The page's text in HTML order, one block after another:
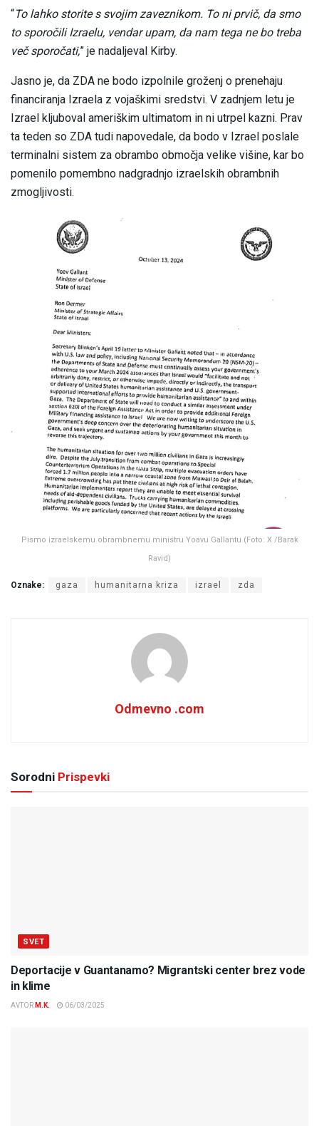
“To lahko storite s svojim zaveznikom. To ni prvič, da smo
to sporočili Izraelu, vendar upam, da nam tega ne bo treba
več sporočati,” je nadaljeval Kirby.
Jasno je, da ZDA ne bodo izpolnile groženj o prenehaju
financiranja Izraela z vojaškimi sredstvi. V zadnjem letu je
Izrael kljuboval ameriškim ultimatom in ni utrpel kazni. Prav
ta teden so ZDA tudi napovedale, da bodo v Izrael poslale
terminalni sistem za obrambo območja velike višine, kar bo
pomenilo pomembno nadgradnjo izraelskih obrambnih
zmogljivosti.
Pismo izraelskemu obrambnemu ministru Yoavu Gallantu (Foto: X /Barak
Ravid)
Oznake: gaza humanitarna kriza izrael zda
Odmevno .com
Sorodni Prispevki
SVET
Deportacije v Guantanamo? Migrantski center brez vode
in klime
AVTOR M.K. 06/03/2025